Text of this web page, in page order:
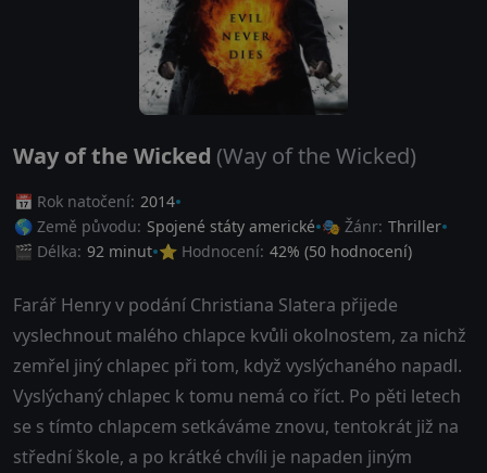
Way of the Wicked (Way of the Wicked)
📅 Rok natočení: 2014
🌎 Země původu: Spojené státy americké 🎭 Žánr: Thriller
🎬 Délka: 92 minut ⭐ Hodnocení: 42% (50 hodnocení)
Farář Henry v podání Christiana Slatera přijede
vyslechnout malého chlapce kvůli okolnostem, za nichž
zemřel jiný chlapec při tom, když vyslýchaného napadl.
Vyslýchaný chlapec k tomu nemá co říct. Po pěti letech
se s tímto chlapcem setkáváme znovu, tentokrát již na
střední škole, a po krátké chvíli je napaden jiným